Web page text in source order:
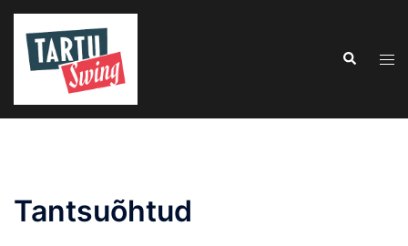
Skip
content
Search
Tantsuõhtud